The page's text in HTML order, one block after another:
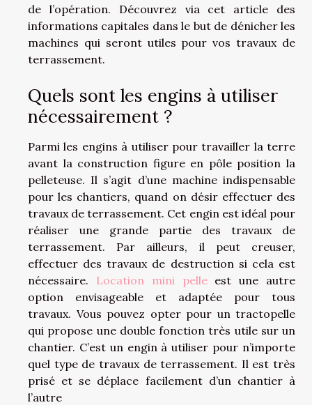
de l’opération. Découvrez via cet article des
informations capitales dans le but de dénicher les
machines qui seront utiles pour vos travaux de
terrassement.
Quels sont les engins à utiliser
nécessairement ?
Parmi les engins à utiliser pour travailler la terre
avant la construction figure en pôle position la
pelleteuse. Il s’agit d’une machine indispensable
pour les chantiers, quand on désir effectuer des
travaux de terrassement. Cet engin est idéal pour
réaliser une grande partie des travaux de
terrassement. Par ailleurs, il peut creuser,
effectuer des travaux de destruction si cela est
nécessaire. Location mini pelleest une autre
option envisageable et adaptée pour tous
travaux. Vous pouvez opter pour un tractopelle
qui propose une double fonction très utile sur un
chantier. C’est un engin à utiliser pour n’importe
quel type de travaux de terrassement. Il est très
prisé et se déplace facilement d’un chantier à
l’autre